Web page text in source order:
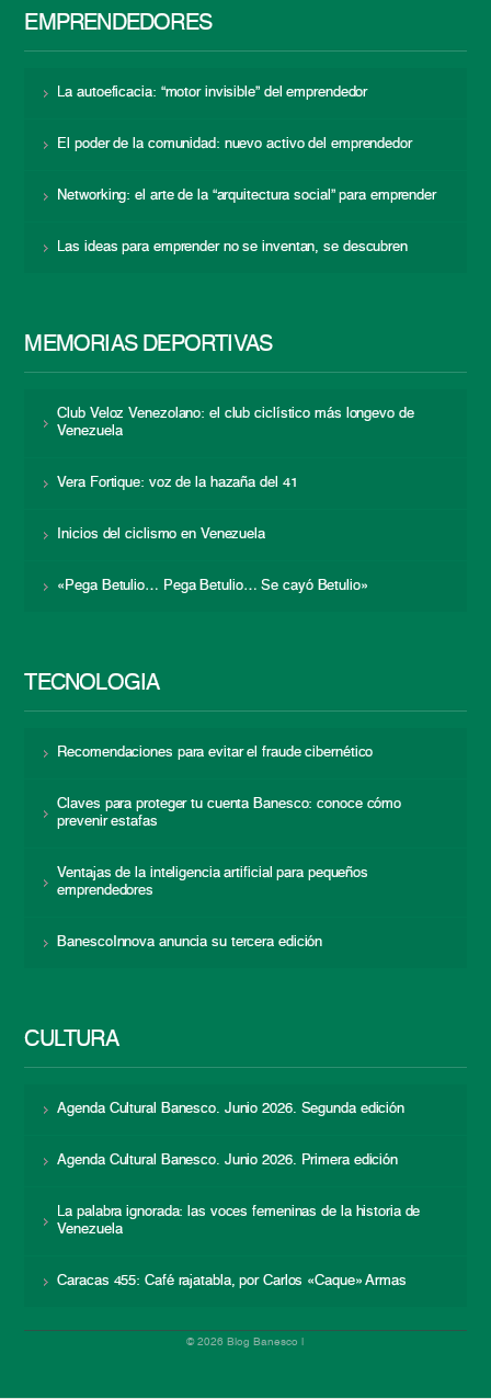
EMPRENDEDORES
La autoeficacia: “motor invisible” del emprendedor
El poder de la comunidad: nuevo activo del emprendedor
Networking: el arte de la “arquitectura social” para emprender
Las ideas para emprender no se inventan, se descubren
MEMORIAS DEPORTIVAS
Club Veloz Venezolano: el club ciclístico más longevo de
Venezuela
Vera Fortique: voz de la hazaña del 41
Inicios del ciclismo en Venezuela
«Pega Betulio… Pega Betulio… Se cayó Betulio»
TECNOLOGÍA
Recomendaciones para evitar el fraude cibernético
Claves para proteger tu cuenta Banesco: conoce cómo
prevenir estafas
Ventajas de la inteligencia artificial para pequeños
emprendedores
BanescoInnova anuncia su tercera edición
CULTURA
Agenda Cultural Banesco. Junio 2026. Segunda edición
Agenda Cultural Banesco. Junio 2026. Primera edición
La palabra ignorada: las voces femeninas de la historia de
Venezuela
Caracas 455: Café rajatabla, por Carlos «Caque» Armas
© 2026 Blog Banesco |